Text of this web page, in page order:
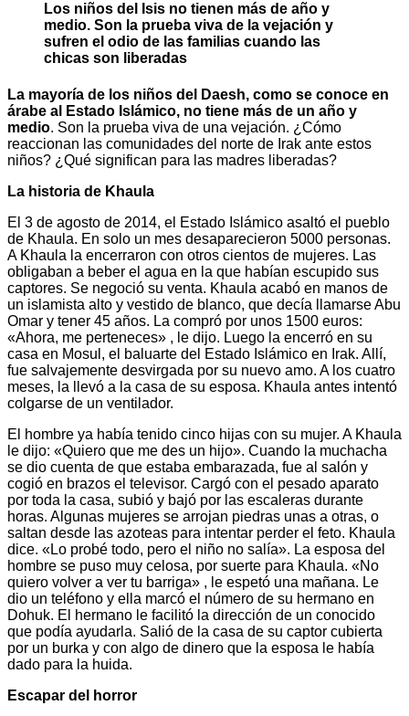
Los niños del Isis no tienen más de año y
medio. Son la prueba viva de la vejación y
sufren el odio de las familias cuando las
chicas son liberadas
La mayoría de los niños del Daesh, como se conoce en
árabe al Estado Islámico, no tiene más de un año y
medio. Son la prueba viva de una vejación. ¿Cómo
reaccionan las comunidades del norte de Irak ante estos
niños? ¿Qué significan para las madres liberadas?
La historia de Khaula
El 3 de agosto de 2014, el Estado Islámico asaltó el pueblo
de Khaula. En solo un mes desaparecieron 5000 personas.
A Khaula la encerraron con otros cientos de mujeres. Las
obligaban a beber el agua en la que habían escupido sus
captores. Se negoció su venta. Khaula acabó en manos de
un islamista alto y vestido de blanco, que decía llamarse Abu
Omar y tener 45 años. La compró por unos 1500 euros:
«Ahora, me perteneces» , le dijo. Luego la encerró en su
casa en Mosul, el baluarte del Estado Islámico en Irak. Allí,
fue salvajemente desvirgada por su nuevo amo. A los cuatro
meses, la llevó a la casa de su esposa. Khaula antes intentó
colgarse de un ventilador.
El hombre ya había tenido cinco hijas con su mujer. A Khaula
le dijo: «Quiero que me des un hijo». Cuando la muchacha
se dio cuenta de que estaba embarazada, fue al salón y
cogió en brazos el televisor. Cargó con el pesado aparato
por toda la casa, subió y bajó por las escaleras durante
horas. Algunas mujeres se arrojan piedras unas a otras, o
saltan desde las azoteas para intentar perder el feto. Khaula
dice. «Lo probé todo, pero el niño no salía». La esposa del
hombre se puso muy celosa, por suerte para Khaula. «No
quiero volver a ver tu barriga» , le espetó una mañana. Le
dio un teléfono y ella marcó el número de su hermano en
Dohuk. El hermano le facilitó la dirección de un conocido
que podía ayudarla. Salió de la casa de su captor cubierta
por un burka y con algo de dinero que la esposa le había
dado para la huida.
Escapar del horror